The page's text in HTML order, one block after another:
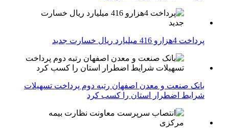
پرداخت 4هزارو 416 میلیارد ریال خسارت جدید
بانک صنعت و معدن اصفهان رتبه دوم پرداخت تسهیلات
شرایط اضطرار استان را کسب کرد